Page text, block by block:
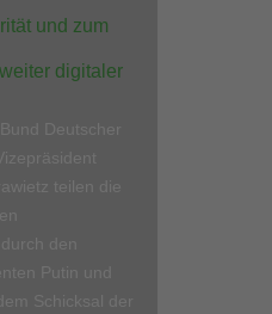
und zum
digitaler